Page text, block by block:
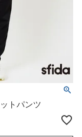
トパンツ